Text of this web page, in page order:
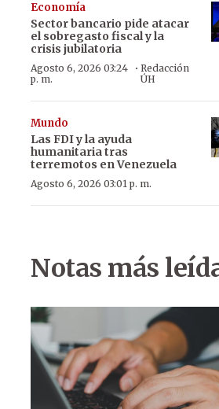
Economía
Sector bancario pide atacar
el sobregasto fiscal y la
crisis jubilatoria
Agosto 6, 2026 03:24
p. m.
· Redacción
ÚH
Mundo
Las FDI y la ayuda
humanitaria tras
terremotos en Venezuela
Agosto 6, 2026 03:01 p. m.
Notas más